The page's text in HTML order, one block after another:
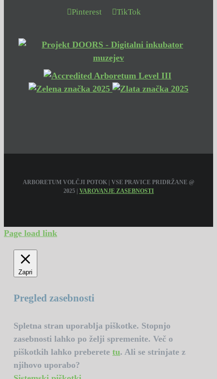
Pinterest
TikTok
ARBORETUM VOLČJI POTOK | VSE PRAVICE PRIDRŽANE @
2025 | VAROVANJE ZASEBNOSTI
Page load link
Zapri
Pregled zasebnosti
Spletna stran uporablja piškotke. Stopnjo
zasebnosti lahko po želji spremenite. Več o
piškotkih lahko preberete tu. Ali se strinjate z
njihovo uporabo?